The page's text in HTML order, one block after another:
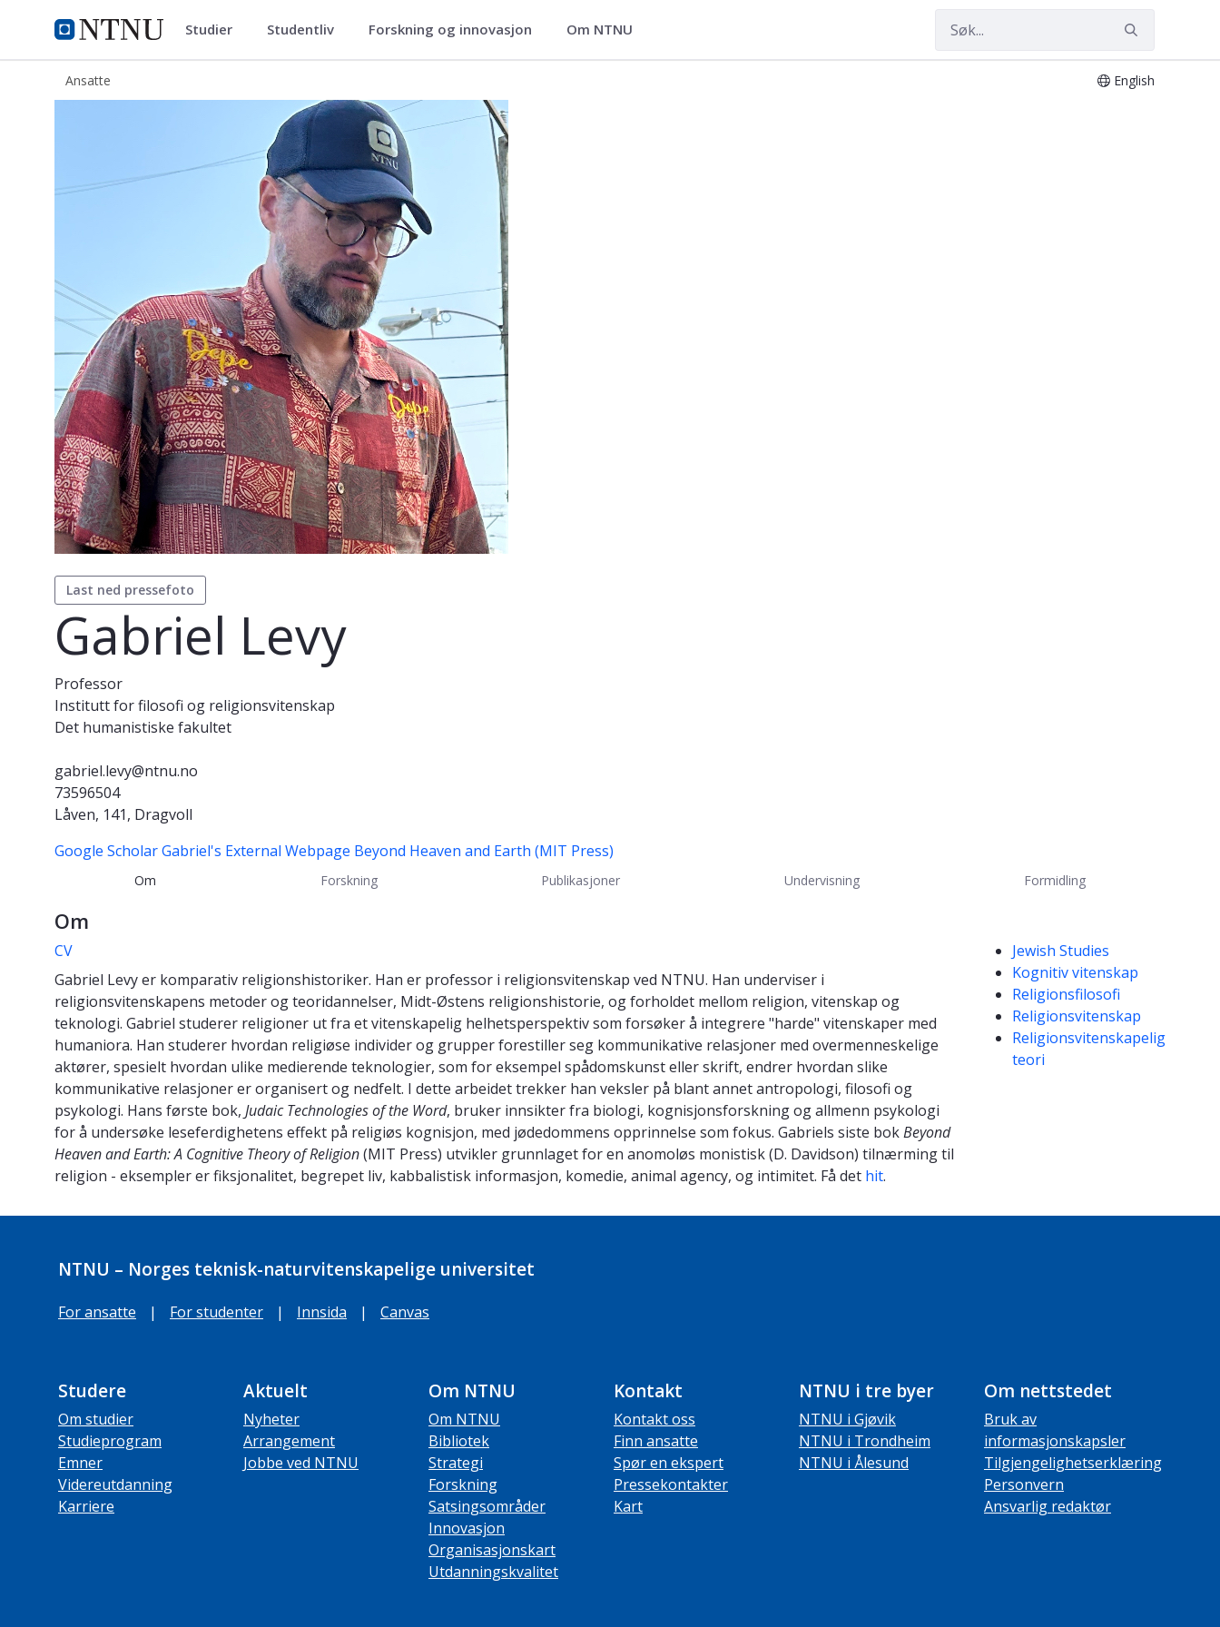
NTNU Hjemmeside
ntnu.no Studier Studentliv Forskning og innovasjon Om NTNU
Ansatte English
Last ned pressefoto
Gabriel Levy
Professor
Institutt for filosofi og religionsvitenskap
Det humanistiske fakultet
gabriel.levy@ntnu.no
73596504
Låven, 141, Dragvoll
Google ScholarGabriel's External Webpage Beyond Heaven and Earth (MIT Press)
Om Forskning Publikasjoner Undervisning Formidling
Om
CV
Gabriel Levy er komparativ religionshistoriker. Han er professor i religionsvitenskap ved NTNU. Han underviser i
religionsvitenskapens metoder og teoridannelser, Midt-Østens religionshistorie, og forholdet mellom religion, vitenskap og
teknologi. Gabriel studerer religioner ut fra et vitenskapelig helhetsperspektiv som forsøker å integrere "harde" vitenskaper med
humaniora. Han studerer hvordan religiøse individer og grupper forestiller seg kommunikative relasjoner med overmenneskelige
aktører, spesielt hvordan ulike medierende teknologier, som for eksempel spådomskunst eller skrift, endrer hvordan slike
kommunikative relasjoner er organisert og nedfelt. I dette arbeidet trekker han veksler på blant annet antropologi, filosofi og
psykologi. Hans første bok, Judaic Technologies of the Word, bruker innsikter fra biologi, kognisjonsforskning og allmenn psykologi
for å undersøke leseferdighetens effekt på religiøs kognisjon, med jødedommens opprinnelse som fokus. Gabriels siste bokBeyond
Heaven and Earth: A Cognitive Theory of Religion(MIT Press) utvikler grunnlaget for en anomoløs monistisk (D. Davidson) tilnærming til
religion - eksempler er fiksjonalitet, begrepet liv, kabbalistisk informasjon, komedie, animal agency, og intimitet. Få det hit.
Kompetanseord
Jewish Studies
Kognitiv vitenskap
Religionsfilosofi
Religionsvitenskap
Religionsvitenskapelig
teori
NTNU – Norges teknisk-naturvitenskapelige universitet
For ansatte | For studenter | Innsida | Canvas
Studere
Om studier
Studieprogram
Emner
Videreutdanning
Karriere
Aktuelt
Nyheter
Arrangement
Jobbe ved NTNU
Om NTNU
Om NTNU
Bibliotek
Strategi
Forskning
Satsingsområder
Innovasjon
Organisasjonskart
Utdanningskvalitet
Kontakt
Kontakt oss
Finn ansatte
Spør en ekspert
Pressekontakter
Kart
NTNU i tre byer
NTNU i Gjøvik
NTNU i Trondheim
NTNU i Ålesund
Om nettstedet
Bruk av
informasjonskapsler
Tilgjengelighetserklæring
Personvern
Ansvarlig redaktør